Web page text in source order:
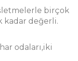
birçok
kadar değerli.
odaları,iki